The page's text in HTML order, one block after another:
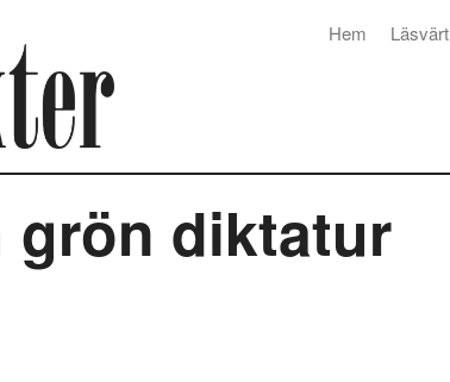
Läsvärt
Hem
grön diktatur